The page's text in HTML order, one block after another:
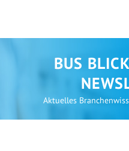
BUS
Aktuelles